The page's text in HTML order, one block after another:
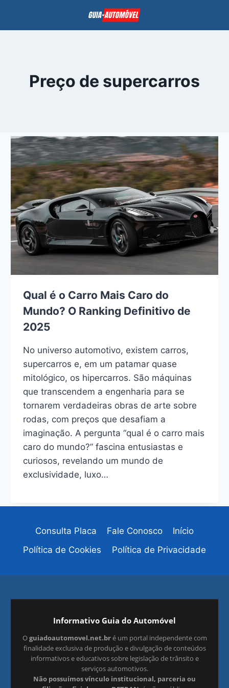
Preço de supercarros
Qual é o Carro Mais Caro do
Mundo? O Ranking Definitivo de
2025
No universo automotivo, existem carros,
supercarros e, em um patamar quase
mitológico, os hipercarros. São máquinas
que transcendem a engenharia para se
tornarem verdadeiras obras de arte sobre
rodas, com preços que desafiam a
imaginação. A pergunta “qual é o carro mais
caro do mundo?” fascina entusiastas e
curiosos, revelando um mundo de
exclusividade, luxo…
Consulta Placa Fale Conosco
Início
Política de Cookies
Política de Privacidade
Informativo Guia do Automóvel
Oguiadoautomovel.net.bré um portal independente com
finalidade exclusiva de produção e divulgação de conteúdos
informativos e educativos sobre legislação de trânsito e
serviços automotivos.
Não possuímos vínculo institucional, parceria ou